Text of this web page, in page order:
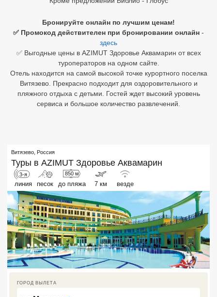
Бронируйте онлайн по лучшим ценам!
✅ Промокод действителен при бронировании онлайн -
здесь
✅ Выгодные цены в AZIMUT Здоровье Аквамарин от всех
туроператоров на одном сайте.
Отель находится на самой высокой точке курортного поселка
Витязево. Прекрасно подходит для оздоровительного и
пляжного отдыха с детьми. Гостей ждет высокий уровень
сервиса и большое количество развлечений.
Витязево Россия
Туры в AZIMUT Здоровье Аквамарин
3-я
линия песок
850 м
до пляжа 7 км везде
ГОРОД ВЫЛЕТА
Куба
Шри Ланка
Бали
Вьетнам
Южный Гоа
Занзибар
Абхазия
Большой Сочи
Кав Мин Воды
Экскурсионные туры
VIP отели 5 звезд